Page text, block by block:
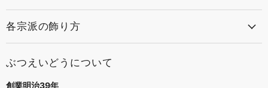
各宗派の飾り方
ぶつえいどうについて
創業明治39年